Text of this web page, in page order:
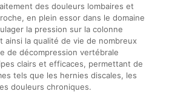
des douleurs lombaires et
en plein essor dans le domaine
la pression sur la colonne
ainsi la qualité de vie de nombreux
de décompression vertébrale
clairs et efficaces, permettant de
tels que les hernies discales, les
douleurs chroniques.